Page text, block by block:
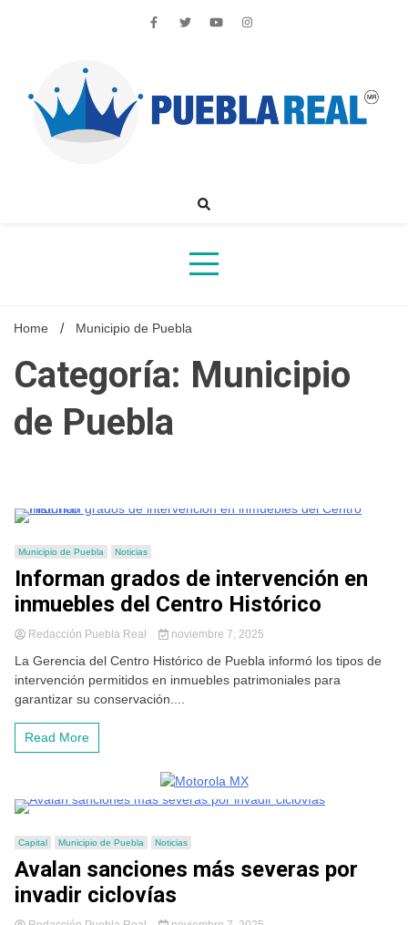
Noticias de actualidad de Puebla, México y el mundo
Home Municipio de Puebla
Categoría: Municipio
de Puebla
Municipio de Puebla Noticias
Informan grados de intervención en
inmuebles del Centro Histórico
Redacción Puebla Real noviembre 7, 2025
La Gerencia del Centro Histórico de Puebla informó los tipos de
intervención permitidos en inmuebles patrimoniales para
garantizar su conservación....
Read More
Capital Municipio de Puebla Noticias
Avalan sanciones más severas por
invadir ciclovías